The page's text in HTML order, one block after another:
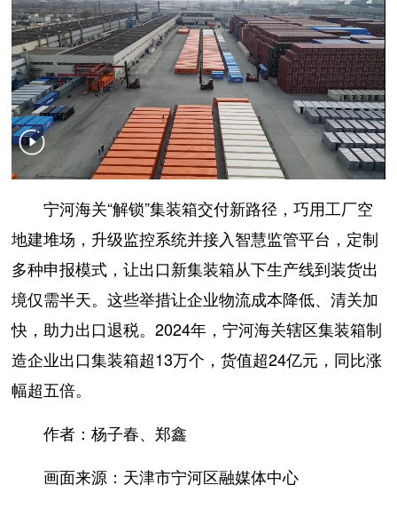
宁河海关“解锁”集装箱交付新路径，巧用工厂空
地建堆场，升级监控系统并接入智慧监管平台，定制
多种申报模式，让出口新集装箱从下生产线到装货出
境仅需半天。这些举措让企业物流成本降低、清关加
快，助力出口退税。2024年，宁河海关辖区集装箱制
造企业出口集装箱超13万个，货值超24亿元，同比涨
幅超五倍。
作者：杨子春、郑鑫
画面来源：天津市宁河区融媒体中心